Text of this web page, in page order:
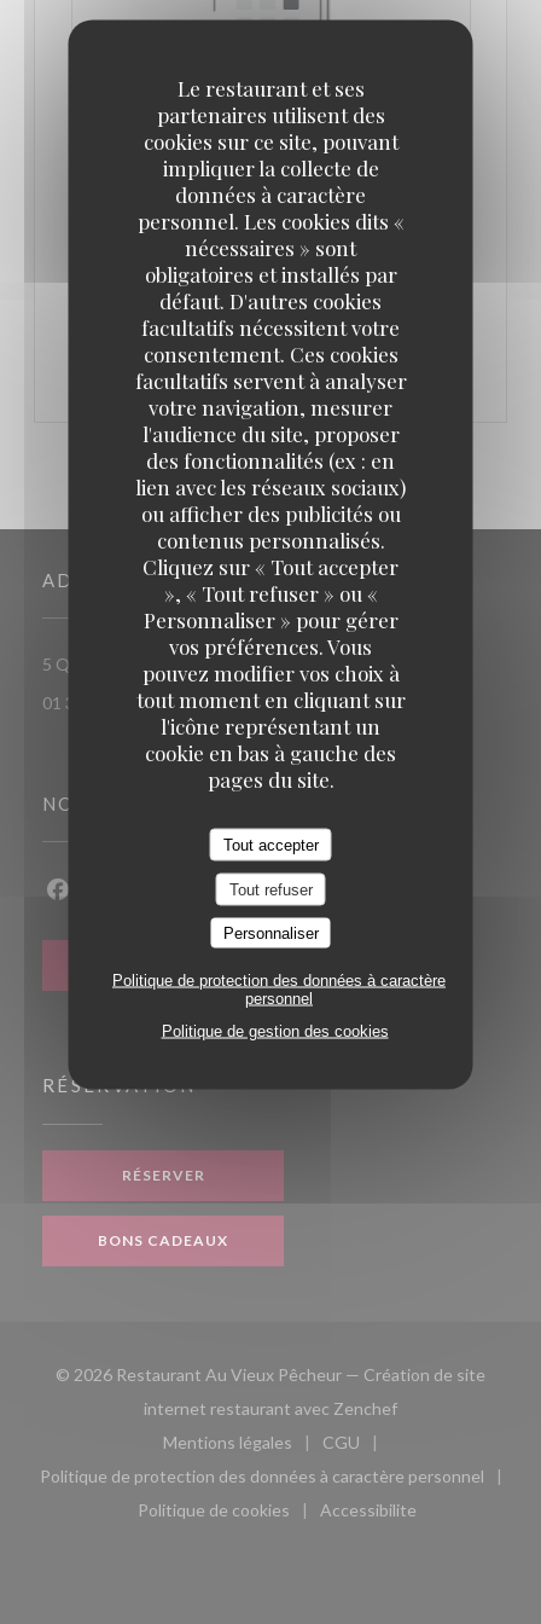
Le restaurant et ses
partenaires utilisent des
cookies sur ce site, pouvant
impliquer la collecte de
données à caractère
personnel. Les cookies dits «
nécessaires » sont
obligatoires et installés par
défaut. D'autres cookies
facultatifs nécessitent votre
consentement. Ces cookies
facultatifs servent à analyser
votre navigation, mesurer
l'audience du site, proposer
des fonctionnalités (ex : en
lien avec les réseaux sociaux)
ou afficher des publicités ou
contenus personnalisés.
Cliquez sur « Tout accepter
», « Tout refuser » ou «
Personnaliser » pour gérer
vos préférences. Vous
pouvez modifier vos choix à
tout moment en cliquant sur
l'icône représentant un
cookie en bas à gauche des
pages du site.
Tout accepter
Tout refuser
Personnaliser
Politique de protection des données à caractère
personnel
Politique de gestion des cookies
DU 02/08/2026 AU 24/08/2026 DE 11H00 À 01H30
CONGÉS D'ÉTÉ
Le restaurant est fermé pour congés du dimanche 2
au lundi 24 août 2026 inclus (réouverture le mardi 25
août 2026).
ADRESSE
5 Quai Albert 1er 78520 Limay((ouvre une nouvelle fenêtre))
01 30 92 77 78
NOUS SUIVRE
Facebook ((ouvre une nouvelle fenêtre))
Instagram ((ouvre une nouvelle fenêtre))
RÉSERVATION
RÉSERVER
BONS CADEAUX
© 2026 Restaurant Au Vieux Pêcheur — Création de site
internet restaurant avec Zenchef((ouvre une
Mentions légales
((ouvre une nouvelle fenêtre))
CGU
((ouvre une nouvelle
Politique de protection des données à caractère personnel
((ouvre une nouvelle fenêtre))
Politique de cookies
((ouvre une nouvelle fenêtre))
Accessibilite